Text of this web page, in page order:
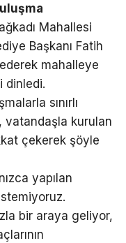
Mahallesi
Başkanı Fatih
mahalleye
dinledi.
sınırlı
vatandaşla kurulan
çekerek şöyle
yapılan
bir araya geliyor,